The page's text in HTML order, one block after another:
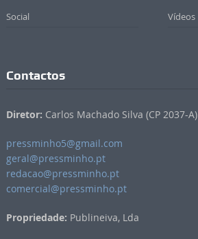
Social Vídeos
Contactos
Diretor: Carlos Machado Silva (CP 2037-A)
pressminho5@gmail.com
geral@pressminho.pt
redacao@pressminho.pt
comercial@pressminho.pt
Propriedade: Publineiva, Lda